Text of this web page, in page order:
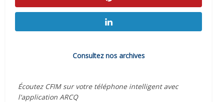
Consultez nos archives
Écoutez CFIM sur votre téléphone intelligent avec
l'application ARCQ